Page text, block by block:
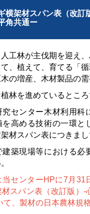
横架材スパン表（改訂
角共通ー
工林が主伐期を迎え
、植えて、 育てる「
の増産、木材製品の
林を進めているところ
センター木材利用科
を高める技術の一環と
材スパン表につきまし
築現場等における必
センターHPに7月31
スパン表（改訂版）‐
て、製材の日本農林規